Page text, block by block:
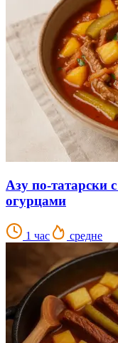
Азу по-татарски
огурцами
1 час средне